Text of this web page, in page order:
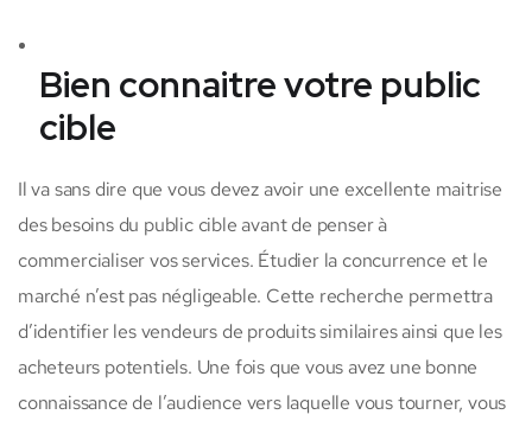
Bien connaitre votre public
cible
Il va sans dire que vous devez avoir une excellente maitrise
des besoins du public cible avant de penser à
commercialiser vos services. Étudier la concurrence et le
marché n’est pas négligeable. Cette recherche permettra
d’identifier les vendeurs de produits similaires ainsi que les
acheteurs potentiels. Une fois que vous avez une bonne
connaissance de l’audience vers laquelle vous tourner, vous